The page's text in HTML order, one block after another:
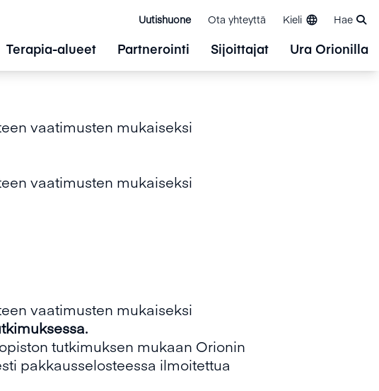
Uutishuone Ota yhteyttä Kieli Hae
Terapia-alueet Partnerointi Sijoittajat Ura Orionilla
vaatimusten mukaiseksi
vaatimusten mukaiseksi
vaatimusten mukaiseksi
tutkimuksen mukaan Orionin
pakkausselosteessa ilmoitettua